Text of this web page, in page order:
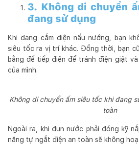
3. Không di chuyển
đang sử dụng
Khi đang cắm điện nấu nướng, bạn
siêu tốc ra vị trí khác. Đồng thời, bạn
bằng đế tiếp điện để tránh điện giật
của mình.
Không di chuyển ấm siêu tốc khi đang
toàn
Ngoài ra, khi đun nước phải đóng kỹ
năng tự ngắt điện an toàn sẽ không